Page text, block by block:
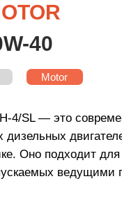
4/SL — это
дизельных
Оно подходит
ведущими
40
ТП-22С
Motor